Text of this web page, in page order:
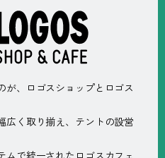
が、ロゴスショップとロゴス
広く取り揃え、テントの設営
ムで統一されたロゴスカフェ